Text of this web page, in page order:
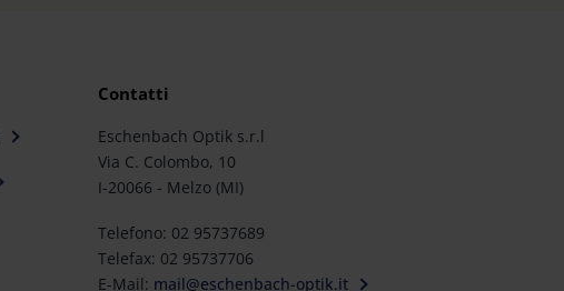
Contatti
Eschenbach Optik s.r.l
Via C. Colombo, 10
I-20066 - Melzo (MI)
Telefono: 02 95737689
Telefax: 02 95737706
E-Mail: mail@eschenbach-optik.it